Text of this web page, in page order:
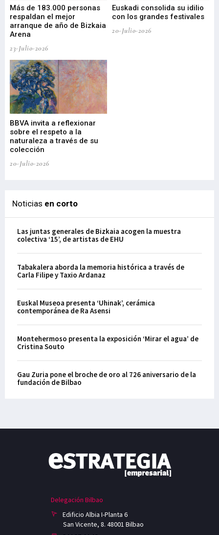
Más de 183.000 personas
respaldan el mejor
arranque de año de Bizkaia
Arena
23-Julio-2026
Euskadi consolida su idilio
con los grandes festivales
20-Julio-2026
BBVA invita a reflexionar
sobre el respeto a la
naturaleza a través de su
colección
20-Julio-2026
Noticias en corto
Las juntas generales de Bizkaia acogen la muestra
colectiva ‘15’, de artistas de EHU
Tabakalera aborda la memoria histórica a través de
Carla Filipe y Taxio Ardanaz
Euskal Museoa presenta ‘Uhinak’, cerámica
contemporánea de Ra Asensi
Montehermoso presenta la exposición ‘Mirar el agua’ de
Cristina Souto
Gau Zuria pone el broche de oro al 726 aniversario de la
fundación de Bilbao
Delegación Bilbao
Edificio Albia I-Planta 6
San Vicente, 8. 48001 Bilbao